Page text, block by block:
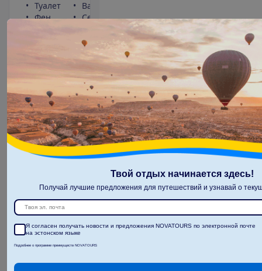
Туалет
Фен
Ванна или душ
Сейф
(оплачивается)
Балкон
Мини-бар
(оплачивается)
Подр об е
7 ночей,
10.10.2026 - 17.10.2026
Итого:775.00€/чел.
Итого1550.00€/группу
О пол
Заб ро ниро вать
Твой отдых начинается здесь!
Получай лучшие предложения для путешествий и узнавай о
Я согласен получать новости и предложения NOVATOURS по электронной почте
на эстонском языке
Подробнее о программе преимуществ NOVATOURS